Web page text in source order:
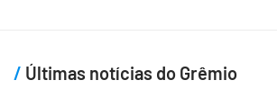
Últimas notícias do Grêmio